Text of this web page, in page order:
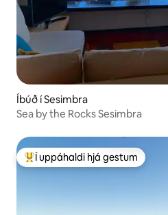
Íbúð í Sesimbra
Sea by the Rocks Sesimbra
Í mestu uppáhaldi hjá gestum
Í uppáhaldi hjá gestum